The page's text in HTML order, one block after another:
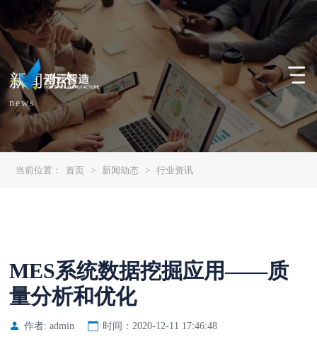
新闻动态
news
当前位置： 首页 > 新闻动态 > 行业资讯
MES系统数据挖掘应用——质
量分析和优化
作者: admin 时间：2020-12-11 17:46:48